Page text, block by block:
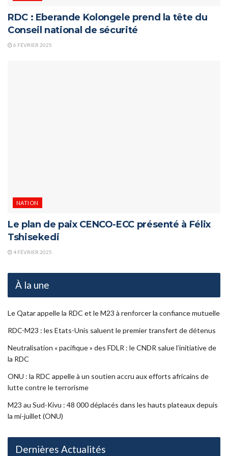
RDC : Eberande Kolongele prend la tête du
Conseil national de sécurité
6 FÉVRIER 2025
NATION
Le plan de paix CENCO-ECC présenté à Félix
Tshisekedi
4 FÉVRIER 2025
À la une
Le Qatar appelle la RDC et le M23 à renforcer la confiance mutuelle
RDC-M23 : les Etats-Unis saluent le premier transfert de détenus
Neutralisation « pacifique » des FDLR : le CNDR salue l’initiative de
la RDC
ONU : la RDC appelle à un soutien accru aux efforts africains de
lutte contre le terrorisme
M23 au Sud-Kivu : 48 000 déplacés dans les hauts plateaux depuis
la mi-juillet (ONU)
Dernières Actualités